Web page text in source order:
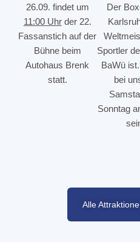
26.09. findet um
11:00 Uhrder 22.
Fassanstich auf der
Bühne beim
Autohaus Brenk
statt.
Der
Sportler
BaWü
bei
Sonntag
Alle